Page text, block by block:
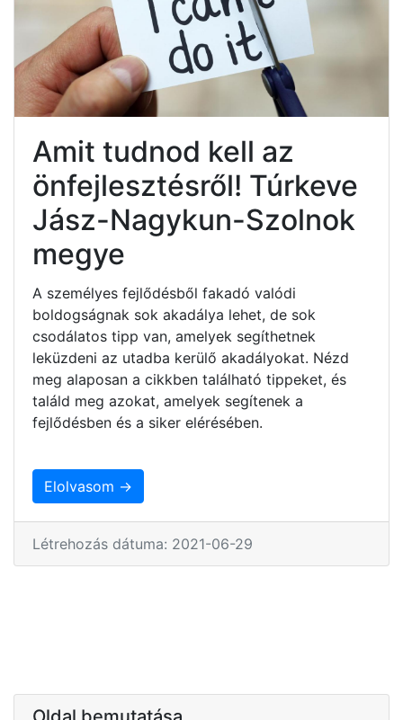
Amit tudnod kell az
önfejlesztésről! Túrkeve
Jász-Nagykun-Szolnok
megye
A személyes fejlődésből fakadó valódi
boldogságnak sok akadálya lehet, de sok
csodálatos tipp van, amelyek segíthetnek
leküzdeni az utadba kerülő akadályokat. Nézd
meg alaposan a cikkben található tippeket, és
találd meg azokat, amelyek segítenek a
fejlődésben és a siker elérésében.
Elolvasom →
Létrehozás dátuma: 2021-06-29